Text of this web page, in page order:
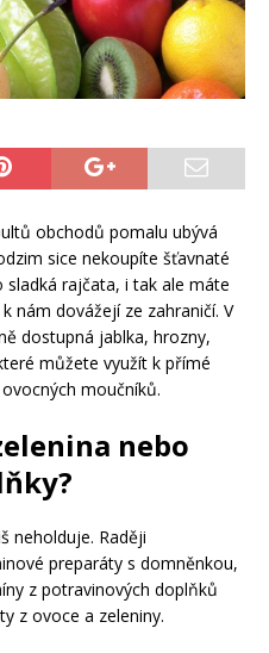
obchodů pomalu ubývá
sice nekoupíte šťavnaté
rajčata, i tak ale máte
nám dovážejí ze zahraničí. V
dostupná jablka, hrozny,
můžete využít k přímé
moučníků.
nebo
neholduje. Raději
preparáty s domněnkou,
z potravinových doplňků
z ovoce a zeleniny.